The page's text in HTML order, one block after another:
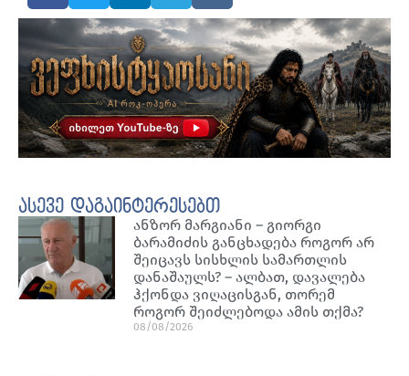
ასევე დაგაინტერესებთ
ანზორ მარგიანი – გიორგი
ბარამიძის განცხადება როგორ არ
შეიცავს სისხლის სამართლის
დანაშაულს? – ალბათ, დავალება
ჰქონდა ვიღაცისგან, თორემ
როგორ შეიძლებოდა ამის თქმა?
08/08/2026